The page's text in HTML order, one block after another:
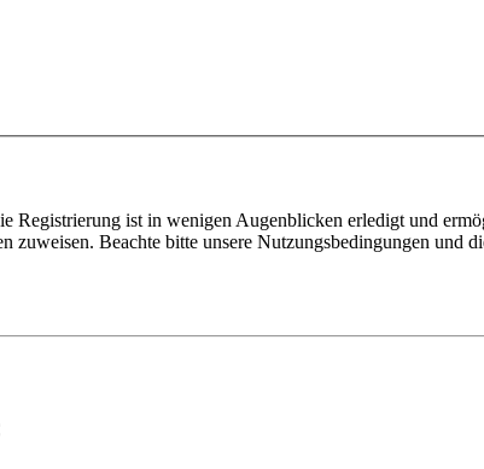
Registrierung ist in wenigen Augenblicken erledigt und
Beachte bitte unsere Nutzungsbedingungen und